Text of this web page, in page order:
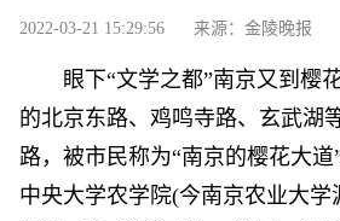
2022-03-21 15:29:56 来源：金陵晚报
眼下“文学之都”南京又到樱
的北京东路、鸡鸣寺路、玄武湖
路，被市民称为“南京的樱花大道
中央大学农学院(今南京农业大